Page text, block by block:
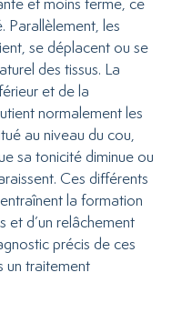
Parallèlement, les
se déplacent ou se
des tissus. La
et de la
normalement les
au niveau du cou,
sa tonicité diminue ou
Ces différents
la formation
et d’un relâchement
précis de ces
un traitement